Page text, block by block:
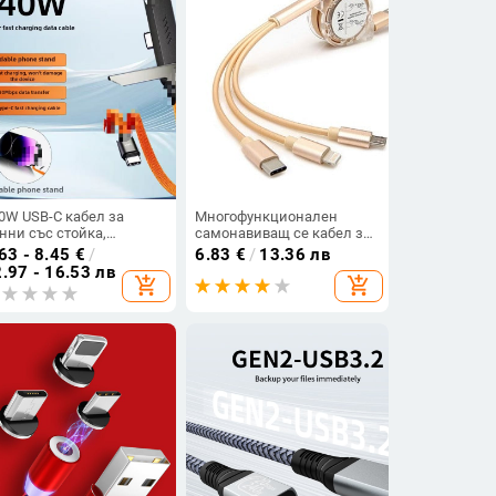
USB-C кабел за
със стойка,
с Apple iPad
17 и Huawei таблети,
зареждане
- 8.45 € /
- 16.53 лв
add_shopping_cart
Многофункционален
самонавиващ се кабел за
мобилни устройства
Android и iOS - TYPE C,
Micro USB и LIghting в
6.83 € / 13.36 лв
add_shopping_cart